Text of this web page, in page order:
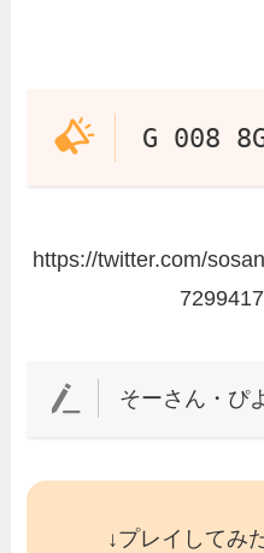
G 008
https://twitter.com/
そーさん・ぴ
↓プレイしてみ